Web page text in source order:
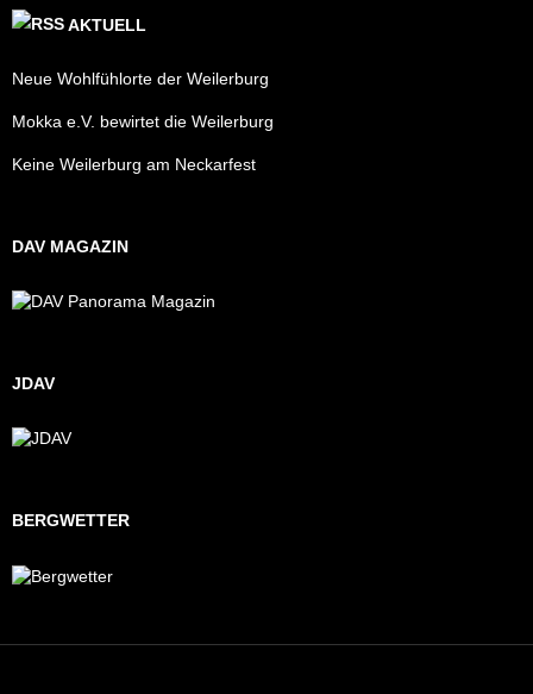
AKTUELL
Neue Wohlfühlorte der Weilerburg
Mokka e.V. bewirtet die Weilerburg
Keine Weilerburg am Neckarfest
DAV MAGAZIN
JDAV
BERGWETTER